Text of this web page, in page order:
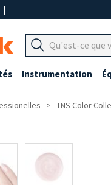
|
Instrumentation
TNS Color